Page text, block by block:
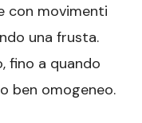
con movimenti
una frusta.
fino a quando
ben omogeneo.